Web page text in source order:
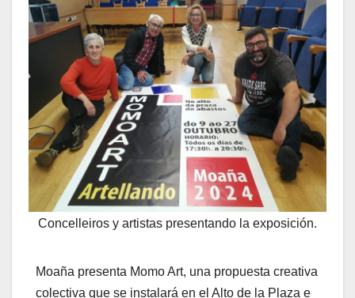
Concelleiros y artistas presentando la exposición.
Moaña presenta Momo Art, una propuesta creativa
colectiva que se instalará en el Alto de la Plaza e